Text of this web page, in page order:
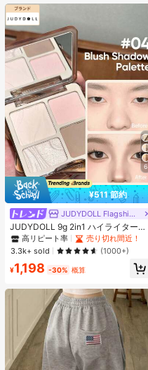
6
¥511 節約
JUDYDOLL Flagship Store
JUDYDOLL 9g 2in1 ハイライター&
コントアーパレット、マット&シマ
ーブラッシュパレット、初心者、自
分用、ギフトにも最適、パーティ
ー、デート、結婚式などのあらゆる
シーンで使用可能
高リピート率
売り切れ間近！
3.3k+ sold
(1000+)
¥1,198 -30% 概算